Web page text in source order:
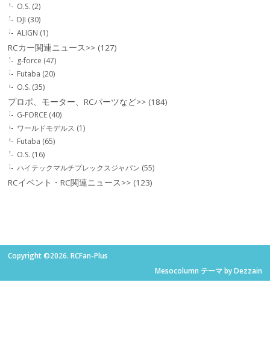
O.S. (2)
DJI (30)
ALIGN (1)
RCカー関連ニュース>> (127)
g-force (47)
Futaba (20)
O.S. (35)
プロポ、モーター、RCパーツなど>> (184)
G-FORCE (40)
ワールドモデルス (1)
Futaba (65)
O.S. (16)
ハイテックマルチプレックスジャパン (55)
RCイベント・RC関連ニュース>> (123)
Copyright ©2026. RCFan-Plus
Mesocolumn テーマ by Dezzain